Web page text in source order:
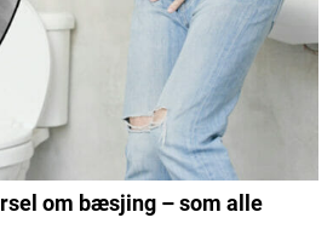
om bæsjing – som alle